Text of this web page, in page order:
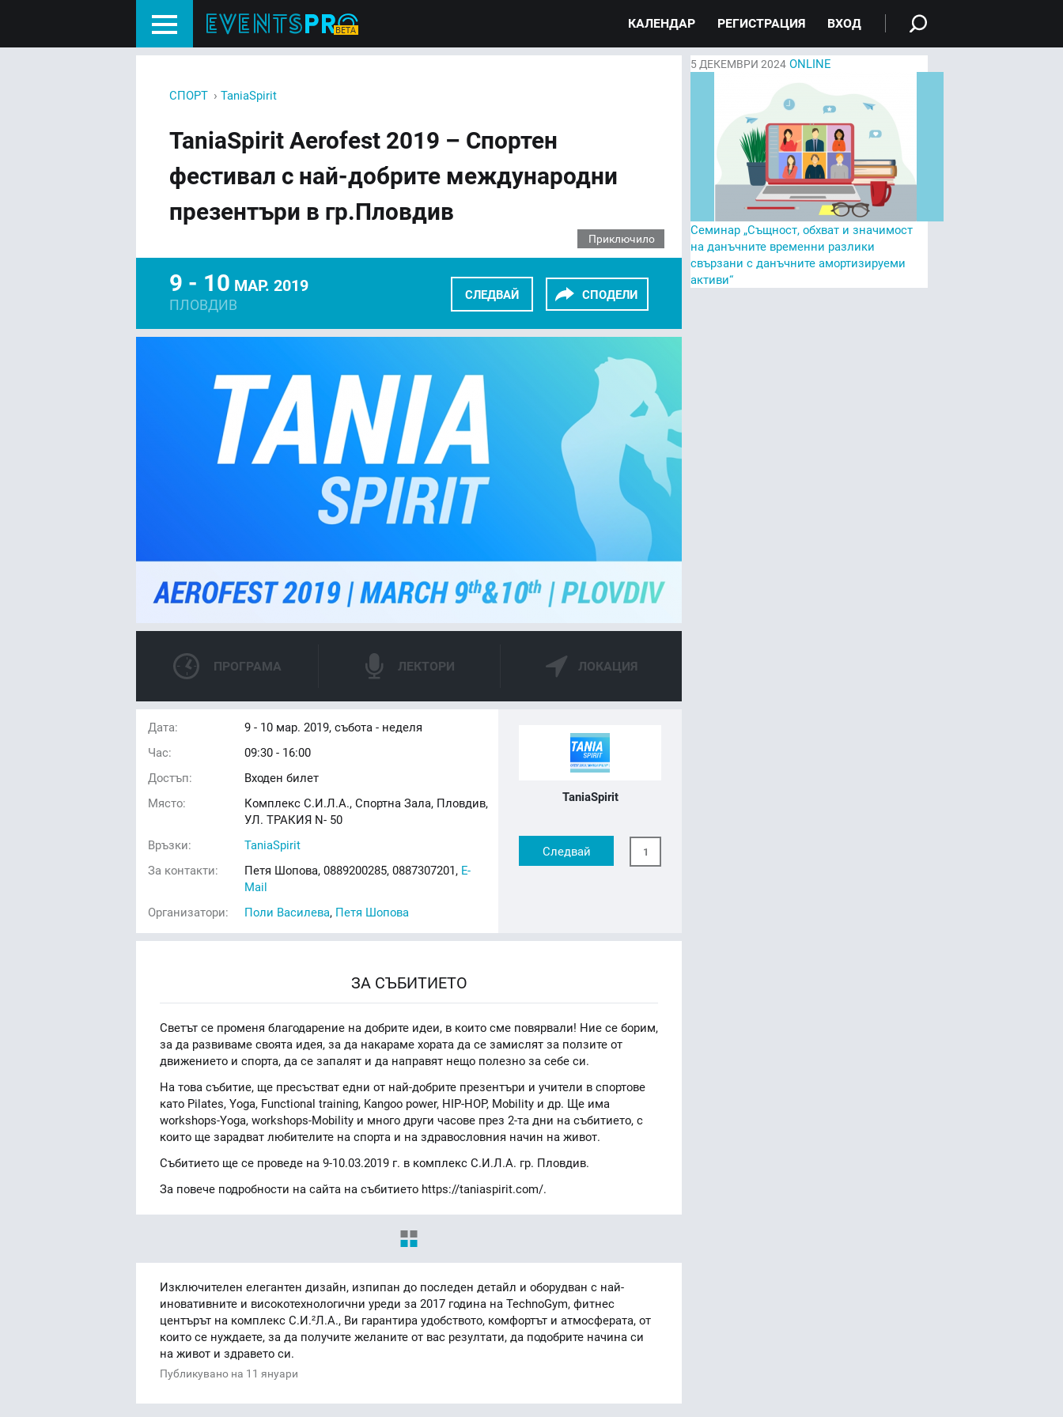
КАЛЕНДАР РЕГИСТРАЦИЯ ВХОД
СПОРТ › TaniaSpirit
TaniaSpirit Aerofest 2019 – Спортен
фестивал с най-добрите международни
презентъри в гр.Пловдив
Приключило
СЛЕДВАЙ СПОДЕЛИ
9 - 10 МАР. 2019
ПЛОВДИВ
ПРОГРАМА ЛЕКТОРИ ЛОКАЦИЯ
Дата: 9 - 10 мар. 2019, събота - неделя
Час:
09:30 - 16:00
Достъп:
Входен билет
Място:
Комплекс С.И.Л.А., Спортна Зала, Пловдив,
УЛ. ТРАКИЯ N- 50
Връзки:
TaniaSpirit
За контакти:
Петя Шопова, 0889200285, 0887307201, E-
Mail
Организатори:
Поли Василева, Петя Шопова
TaniaSpirit
Следвай 1
ЗА СЪБИТИЕТО
Светът се променя благодарение на добрите идеи, в които сме повярвали! Ние се борим,
за да развиваме своята идея, за да накараме хората да се замислят за ползите от
движението и спорта, да се запалят и да направят нещо полезно за себе си.
На това събитие, ще пресъстват едни от най-добрите презентъри и учители в спортове
като Pilates, Yoga, Functional training, Kangoo power, HIP-HOP, Mobility и др. Ще има
workshops-Yoga, workshops-Mobility и много други часове през 2-та дни на събитието, с
които ще зарадват любителите на спорта и на здравословния начин на живот.
Събитието ще се проведе на 9-10.03.2019 г. в комплекс С.И.Л.А. гр. Пловдив.
За повече подробности на сайта на събитието https://taniaspirit.com/.
Изключителен елегантен дизайн, изпипан до последен детайл и оборудван с най-
иновативните и високотехнологични уреди за 2017 година на TechnoGym, фитнес
центърът на комплекс С.И.²Л.А., Ви гарантира удобството, комфортът и атмосферата, от
които се нуждаете, за да получите желаните от вас резултати, да подобрите начина си
на живот и здравето си.
Публикувано на 11 януари
5ДЕКЕМВРИ 2024 ONLINE
Семинар „Същност, обхват и значимост
на данъчните временни разлики
свързани с данъчните амортизируеми
активи“